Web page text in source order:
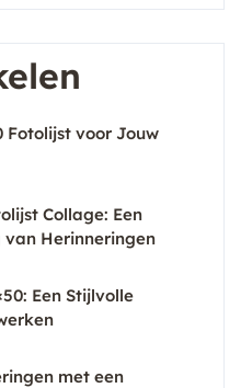
Fotolijst voor Jouw
Collage: Een
Herinneringen
Een Stijlvolle
met een